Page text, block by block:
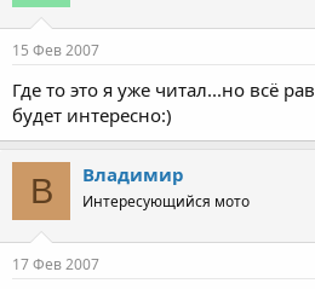
15 Фев 2007
Где то это я уже читал...но всё
будет интересно:)
В Владимир
Интересующийся мото
17 Фев 2007